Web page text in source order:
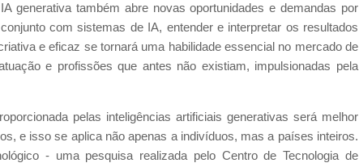
generativa também abre novas oportunidades e demandas por
com sistemas de IA, entender e interpretar os resultados
e eficaz se tornará uma habilidade essencial no mercado de
e profissões que antes não existiam, impulsionadas pela
pelas inteligências artificiais generativas será melhor
e isso se aplica não apenas a indivíduos, mas a países inteiros.
- uma pesquisa realizada pelo Centro de Tecnologia de